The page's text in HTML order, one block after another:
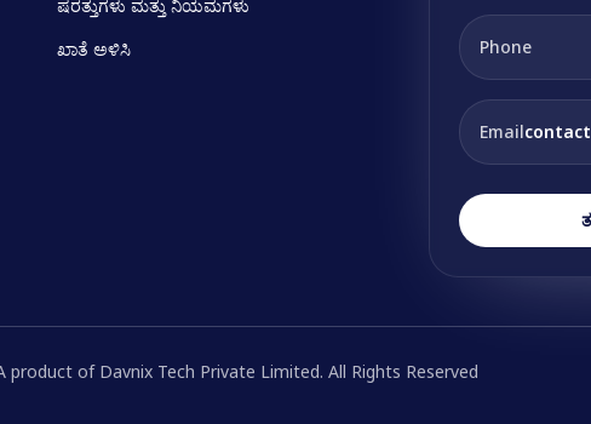
ಷರತ್ತುಗಳು ಮತ್ತು ನಿಯಮಗಳು
ಖಾತೆ ಅಳಿಸಿ
Phone
Email
of Davnix Tech Private Limited. All Rights Reserved